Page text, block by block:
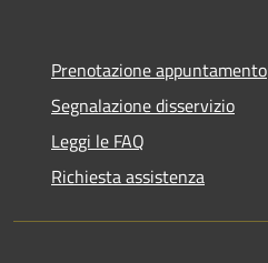
Prenotazione appuntamento
Segnalazione disservizio
Leggi le FAQ
Richiesta assistenza